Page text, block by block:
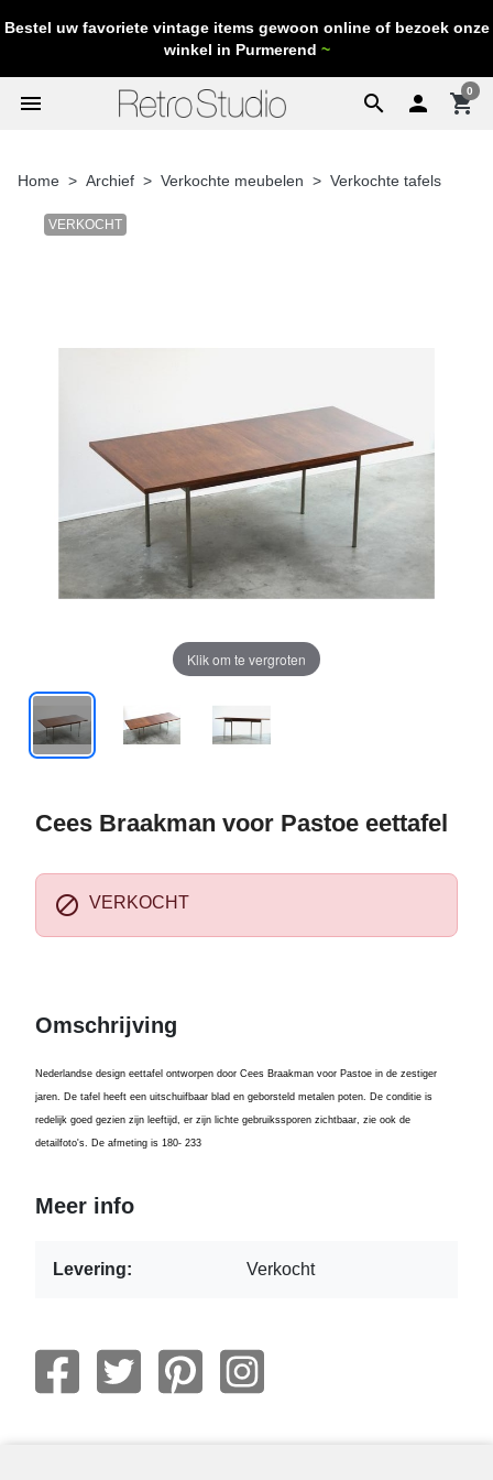
Bestel uw favoriete vintage items gewoon online of bezoek onze
winkel in Purmerend ~
search
menu  shopping_cart
0
Home Archief Verkochte meubelen Verkochte tafels
VERKOCHT
Klik om te vergroten
Cees Braakman voor Pastoe eettafel
 VERKOCHT
Omschrijving
Nederlandse design eettafel ontworpen door Cees Braakman voor Pastoe in de zestiger
jaren. De tafel heeft een uitschuifbaar blad en geborsteld metalen poten. De conditie is
redelijk goed gezien zijn leeftijd, er zijn lichte gebruikssporen zichtbaar, zie ook de
detailfoto's. De afmeting is 180- 233
Meer info
Levering: Verkocht